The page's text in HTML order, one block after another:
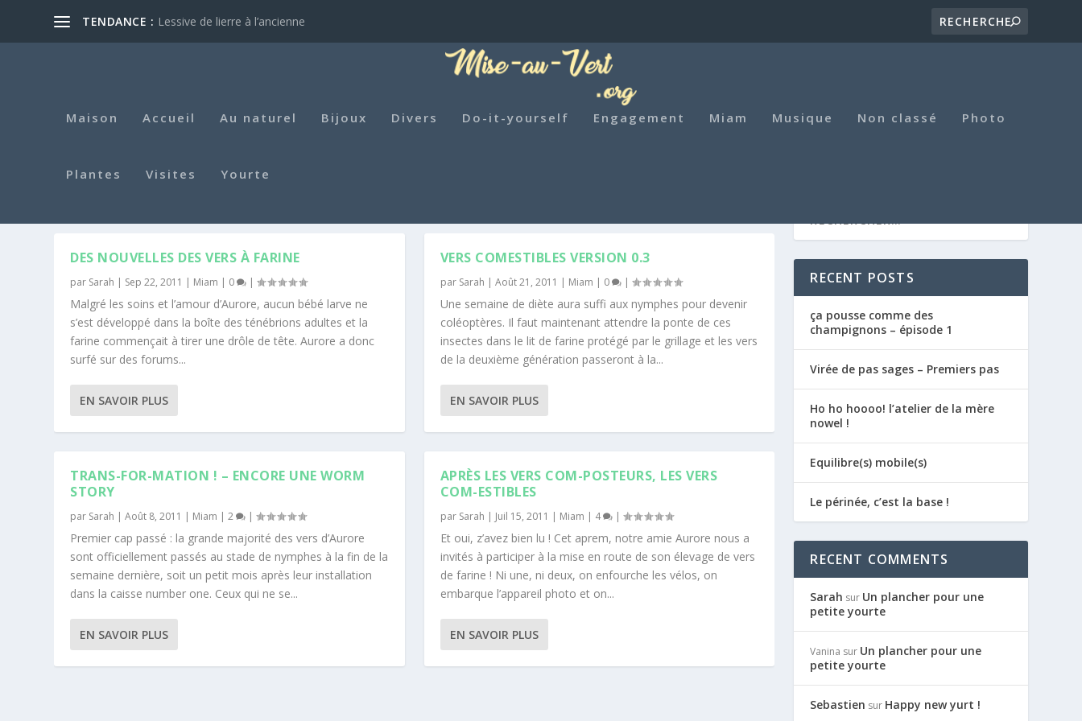
TENDANCE : Lessive de lierre à l’ancienne
Maison Accueil Au naturel Bijoux Divers Do-it-yourself Engagement Miam Musique Non classé Photo
Plantes Visites Yourte
DES NOUVELLES DES VERS À FARINE
par Sarah | Sep 22, 2011 | Miam | 0 |
Malgré les soins et l’amour d’Aurore, aucun bébé larve ne
s’est développé dans la boîte des ténébrions adultes et la
farine commençait à tirer une drôle de tête. Aurore a donc
surfé sur des forums...
EN SAVOIR PLUS
TRANS-FOR-MATION ! – ENCORE UNE WORM
STORY
par Sarah |Août 8, 2011 | Miam |2 |
Premier cap passé : la grande majorité des vers d’Aurore
sont officiellement passés au stade de nymphes à la fin de la
semaine dernière, soit un petit mois après leur installation
dans la caisse number one. Ceux qui ne se...
EN SAVOIR PLUS
VERS COMESTIBLES VERSION 0.3
par Sarah | Août 21, 2011 | Miam | 0 |
Une semaine de diète aura suffi aux nymphes pour devenir
coléoptères. Il faut maintenant attendre la ponte de ces
insectes dans le lit de farine protégé par le grillage et les vers
de la deuxième génération passeront à la...
EN SAVOIR PLUS
APRÈS LES VERS COM-POSTEURS, LES VERS
COM-ESTIBLES
par Sarah | Juil 15, 2011 | Miam | 4 |
Et oui, z’avez bien lu ! Cet aprem, notre amie Aurore nous a
invités à participer à la mise en route de son élevage de vers
de farine ! Ni une, ni deux, on enfourche les vélos, on
embarque l’appareil photo et on...
EN SAVOIR PLUS
RECENT POSTS
ça pousse comme des
champignons – épisode 1
Virée de pas sages – Premiers pas
Ho ho hoooo! l’atelier de la mère
nowel !
Equilibre(s) mobile(s)
Le périnée, c’est la base !
RECENT COMMENTS
Sarah sur Un plancher pour une
petite yourte
Vanina sur Un plancher pour une
petite yourte
Sebastien sur Happy new yurt !